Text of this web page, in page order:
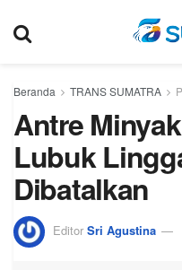
Beranda TRANS SUMATRA
Antre
Lubuk
Dibatalkan
Editor Sri Agustina